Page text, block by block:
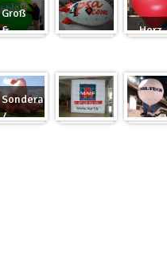
Groß
&
Herz-
Sonderanfertigung
/